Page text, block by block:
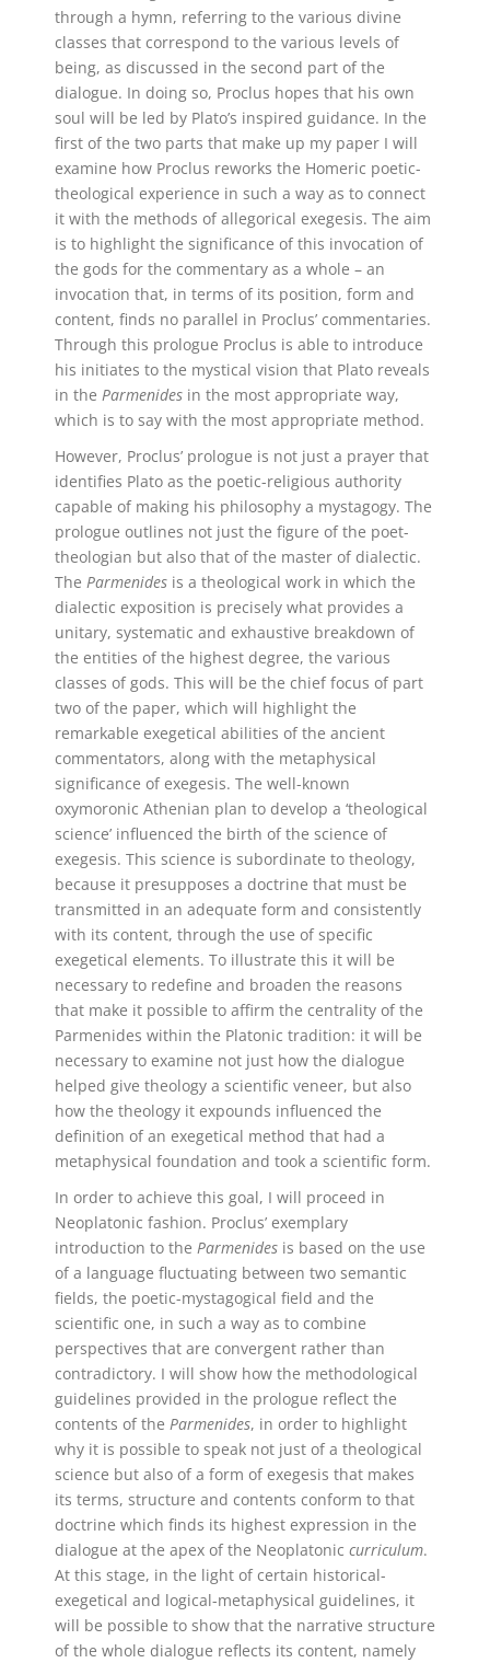
through a hymn, referring to the various divine
classes that correspond to the various levels of
being, as discussed in the second part of the
dialogue. In doing so, Proclus hopes that his own
soul will be led by Plato’s inspired guidance. In the
first of the two parts that make up my paper I will
examine how Proclus reworks the Homeric poetic-
theological experience in such a way as to connect
it with the methods of allegorical exegesis. The aim
is to highlight the significance of this invocation of
the gods for the commentary as a whole – an
invocation that, in terms of its position, form and
content, finds no parallel in Proclus’ commentaries.
Through this prologue Proclus is able to introduce
his initiates to the mystical vision that Plato reveals
in the Parmenides in the most appropriate way,
which is to say with the most appropriate method.
However, Proclus’ prologue is not just a prayer that
identifies Plato as the poetic-religious authority
capable of making his philosophy a mystagogy. The
prologue outlines not just the figure of the poet-
theologian but also that of the master of dialectic.
The Parmenides is a theological work in which the
dialectic exposition is precisely what provides a
unitary, systematic and exhaustive breakdown of
the entities of the highest degree, the various
classes of gods. This will be the chief focus of part
two of the paper, which will highlight the
remarkable exegetical abilities of the ancient
commentators, along with the metaphysical
significance of exegesis. The well-known
oxymoronic Athenian plan to develop a ‘theological
science’ influenced the birth of the science of
exegesis. This science is subordinate to theology,
because it presupposes a doctrine that must be
transmitted in an adequate form and consistently
with its content, through the use of specific
exegetical elements. To illustrate this it will be
necessary to redefine and broaden the reasons
that make it possible to affirm the centrality of the
Parmenides within the Platonic tradition: it will be
necessary to examine not just how the dialogue
helped give theology a scientific veneer, but also
how the theology it expounds influenced the
definition of an exegetical method that had a
metaphysical foundation and took a scientific form.
In order to achieve this goal, I will proceed in
Neoplatonic fashion. Proclus’ exemplary
introduction to the Parmenides is based on the use
of a language fluctuating between two semantic
fields, the poetic-mystagogical field and the
scientific one, in such a way as to combine
perspectives that are convergent rather than
contradictory. I will show how the methodological
guidelines provided in the prologue reflect the
contents of the Parmenides, in order to highlight
why it is possible to speak not just of a theological
science but also of a form of exegesis that makes
its terms, structure and contents conform to that
doctrine which finds its highest expression in the
dialogue at the apex of the Neoplatonic curriculum.
At this stage, in the light of certain historical-
exegetical and logical-metaphysical guidelines, it
will be possible to show that the narrative structure
of the whole dialogue reflects its content, namely